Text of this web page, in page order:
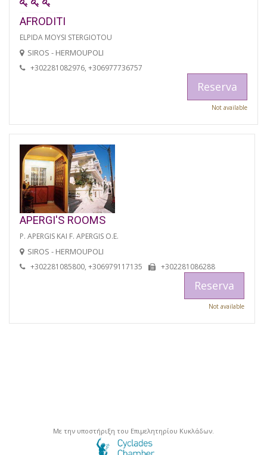
AFRODITI
ELPIDA MOYSI STERGIOTOU
SIROS - HERMOUPOLI
+302281082976, +306977736757
Reserva
Not available
APERGI'S ROOMS
P. APERGIS KAI F. APERGIS O.E.
SIROS - HERMOUPOLI
+302281085800, +306979117135 +302281086288
Reserva
Not available
Με την υποστήριξη του Επιμελητηρίου Κυκλάδων.